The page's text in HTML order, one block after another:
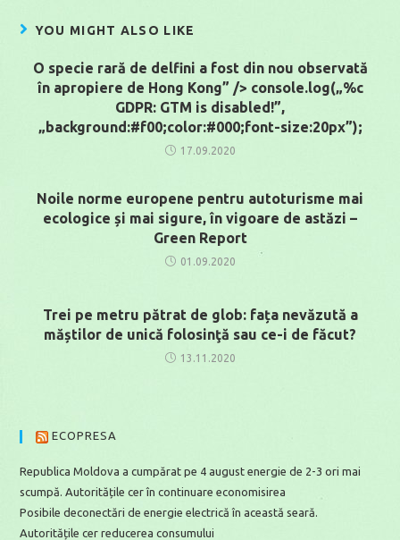
YOU MIGHT ALSO LIKE
O specie rară de delfini a fost din nou observată
în apropiere de Hong Kong” /> console.log(„%c
GDPR: GTM is disabled!”,
„background:#f00;color:#000;font-size:20px”);
17.09.2020
Noile norme europene pentru autoturisme mai
ecologice și mai sigure, în vigoare de astăzi –
Green Report
01.09.2020
Trei pe metru pătrat de glob: fața nevăzută a
măștilor de unică folosinţă sau ce-i de făcut?
13.11.2020
ECOPRESA
Republica Moldova a cumpărat pe 4 august energie de 2-3 ori mai
scumpă. Autoritățile cer în continuare economisirea
Posibile deconectări de energie electrică în această seară.
Autoritățile cer reducerea consumului